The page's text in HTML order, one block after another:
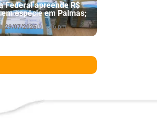
Federal apreende R$
espécie em Palmas;
29/07/2026 6:46 pm